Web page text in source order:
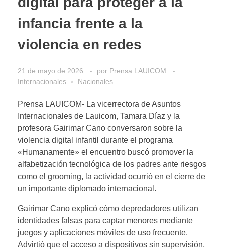
infancia frente a la
violencia en redes
21 de mayo de 2026 por Prensa LAUICOM
Internacionales
Nacionales
Prensa LAUICOM- La vicerrectora de Asuntos
Internacionales de Lauicom, Tamara Díaz y la
profesora Gairimar Cano conversaron sobre la
violencia digital infantil durante el programa
«Humanamente» el encuentro buscó promover la
alfabetización tecnológica de los padres ante riesgos
como el grooming, la actividad ocurrió en el cierre de
un importante diplomado internacional.
Gairimar Cano explicó cómo depredadores utilizan
identidades falsas para captar menores mediante
juegos y aplicaciones móviles de uso frecuente.
Advirtió que el acceso a dispositivos sin supervisión,